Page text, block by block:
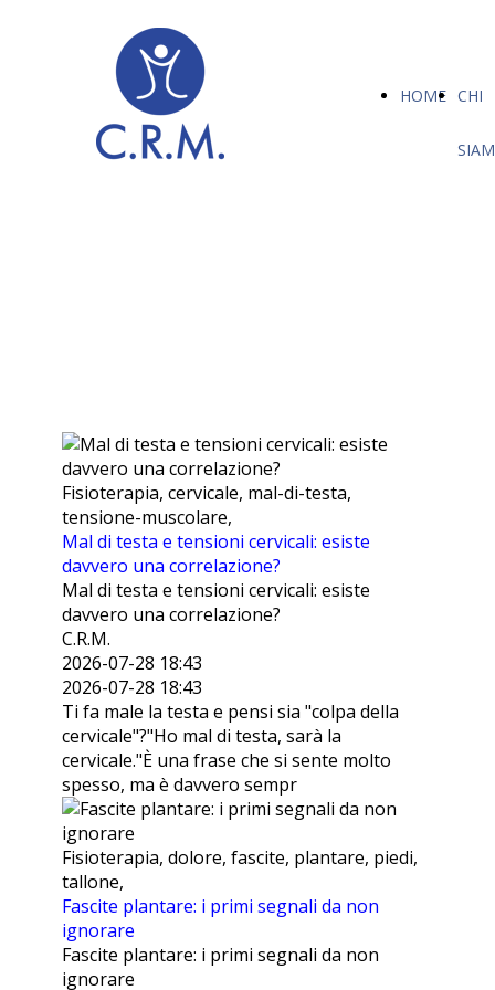
HOME CHI
Fisioterapia, cervicale, mal-di-testa,
tensione-muscolare,
Mal di testa e tensioni cervicali: esiste
davvero una correlazione?
Mal di testa e tensioni cervicali: esiste
davvero una correlazione?
C.R.M.
2026-07-28 18:43
2026-07-28 18:43
Ti fa male la testa e pensi sia "colpa della
cervicale"?"Ho mal di testa, sarà la
cervicale."È una frase che si sente molto
spesso, ma è davvero sempr
Fisioterapia, dolore, fascite, plantare, piedi,
tallone,
Fascite plantare: i primi segnali da non
ignorare
Fascite plantare: i primi segnali da non
ignorare